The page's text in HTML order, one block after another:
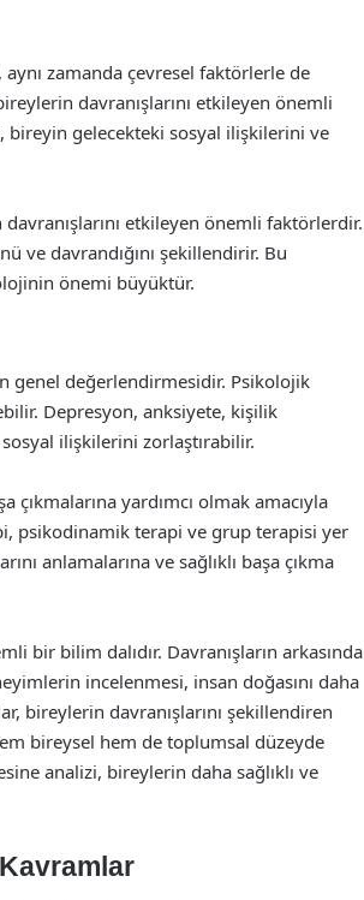
zamanda çevresel faktörlerle de
davranışlarını etkileyen önemli
gelecekteki sosyal ilişkilerini ve
etkileyen önemli faktörlerdir.
ve davrandığını şekillendirir. Bu
önemi büyüktür.
genel değerlendirmesidir. Psikolojik
Depresyon, anksiyete, kişilik
ilişkilerini zorlaştırabilir.
yardımcı olmak amacıyla
psikodinamik terapi ve grup terapisi yer
anlamalarına ve sağlıklı başa çıkma
bir bilim dalıdır. Davranışların arkasında
incelenmesi, insan doğasını daha
bireylerin davranışlarını şekillendiren
bireysel hem de toplumsal düzeyde
analizi, bireylerin daha sağlıklı ve